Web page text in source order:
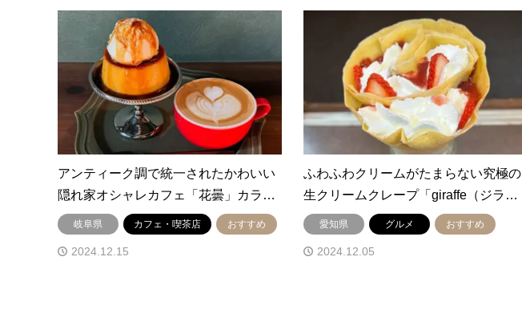
アンティーク調で統一されたかわいい
隠れ家オシャレカフェ「花曇」カラ…
岐阜県 カフェ・喫茶店 おすすめ
2024.12.15
ふわふわクリームがたまらない究極の
生クリームクレープ「giraffe（ジラ…
愛知県 グルメ おすすめ
2024.12.05